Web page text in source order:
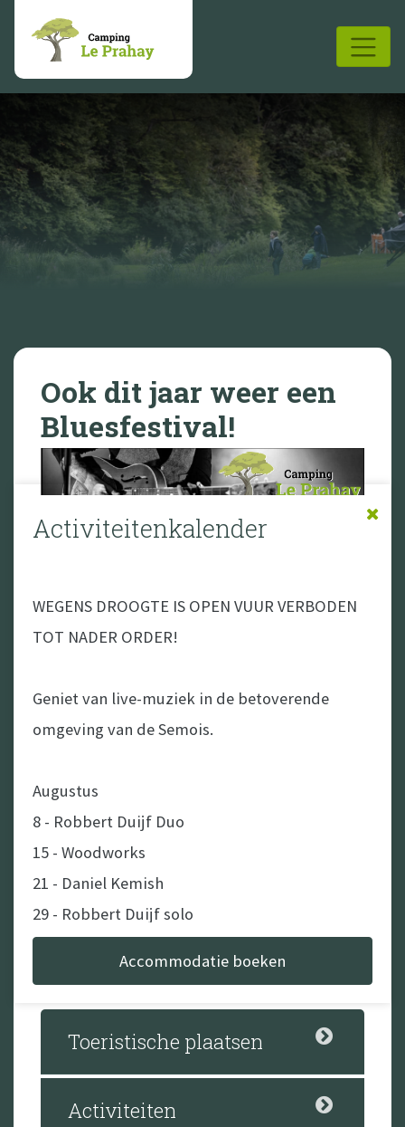
Ook dit jaar weer een
Bluesfestival!
Toeristische plaatsen
Activiteiten
Activiteitenkalender
WEGENS DROOGTE IS OPEN VUUR VERBODEN
TOT NADER ORDER!
Geniet van live-muziek in de betoverende
omgeving van de Semois.
Augustus
8 - Robbert Duijf Duo
15 - Woodworks
21 - Daniel Kemish
29 - Robbert Duijf solo
11, 12, 13 - Cars under the Stars (Landrover
only event)
Boeking Cars Under the Stars
Accommodatie boeken